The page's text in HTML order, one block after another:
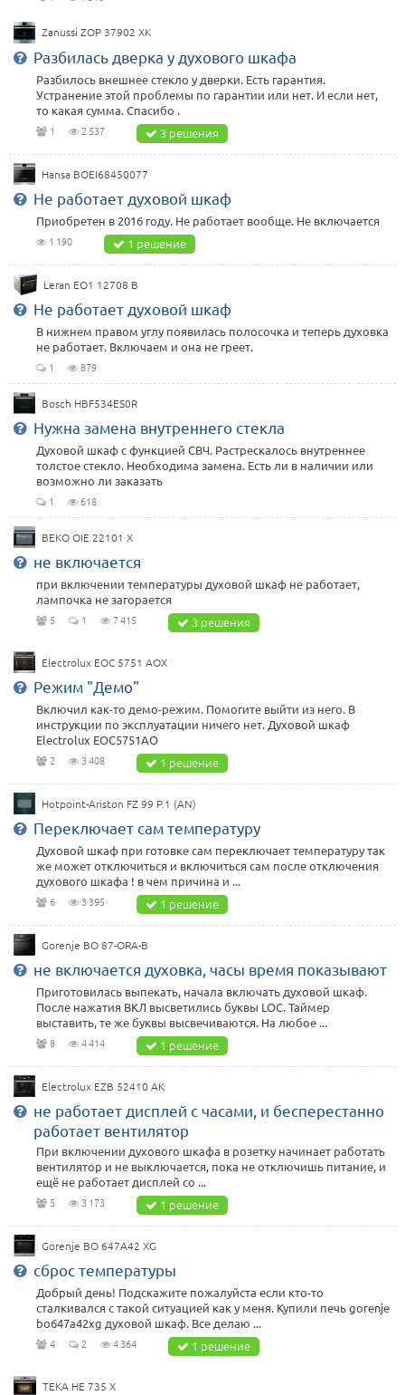
Zanussi ZOP 37902 XK
Разбилась дверка у духового шкафа
Разбилось внешнее стекло у дверки. Есть гарантия.
Устранение этой проблемы по гарантии или нет. И если нет,
то какая сумма. Спасибо .
1 2 537 3 решения
Hansa BOEI68450077
Не работает духовой шкаф
Приобретен в 2016 году. Не работает вообще. Не включается
1 190 1 решение
Leran EO1 12708 B
Не работает духовой шкаф
В нижнем правом углу появилась полосочка и теперь духовка
не работает. Включаем и она не греет.
1 879
Bosch HBF534ES0R
Нужна замена внутреннего стекла
Духовой шкаф с функцией СВЧ. Растрескалось внутреннее
толстое стекло. Необходима замена. Есть ли в наличии или
возможно ли заказать
1 618
BEKO OIE 22101 X
не включается
при включении температуры духовой шкаф не работает,
лампочка не загорается
5 1 7 415 3 решения
Electrolux EOC 5751 AOX
Режим "Демо"
Включил как-то демо-режим. Помогите выйти из него. В
инструкции по эксплуатации ничего нет. Духовой шкаф
Electrolux EOC5751AO
2 3 408 1 решение
Hotpoint-Ariston FZ 99 P.1 (AN)
Переключает сам температуру
Духовой шкаф при готовке сам переключает температуру так
же может отключиться и включиться сам после отключения
духового шкафа ! в чем причина и ...
6 3 395 1 решение
Gorenje BO 87-ORA-B
не включается духовка, часы время показывают
Приготовилась выпекать, начала включать духовой шкаф.
После нажатия ВКЛ высветились буквы LOC. Таймер
выставить, те же буквы высвечиваются. На любое ...
8 4 414 1 решение
Electrolux EZB 52410 AK
не работает дисплей с часами, и бесперестанно
работает вентилятор
При включении духового шкафа в розетку начинает работать
вентилятор и не выключается, пока не отключишь питание, и
ещё не работает дисплей со ...
5 3 173 1 решение
Gorenje BO 647A42 XG
сброс температуры
Добрый день! Подскажите пожалуйста если кто-то
сталкивался с такой ситуацией как у меня. Купили печь gorenje
bo647a42xg духовой шкаф. Все делаю ...
4 2 4 364 1 решение
TEKA HE 735 X